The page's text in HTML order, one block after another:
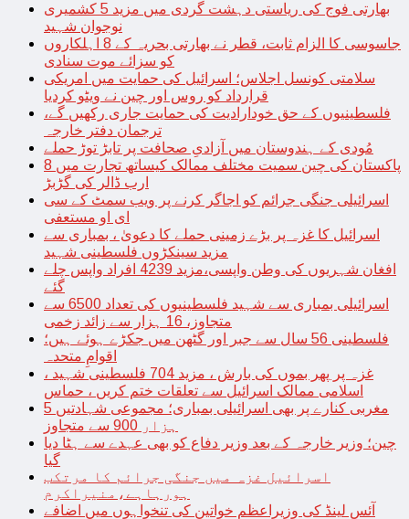
بھارتی فوج کی ریاستی دہشت گردی میں مزید 5 کشمیری
نوجوان شہید
جاسوسی کا الزام ثابت، قطر نے بھارتی بحریہ کے 8 اہلکاروں
کو سزائے موت سنادی
سلامتی کونسل اجلاس؛ اسرائیل کی حمایت میں امریکی
قرارداد کو روس اور چین نے ویٹو کردیا
فلسطینیوں کے حق خودارادیت کی حمایت جاری رکھیں گے،
ترجمان دفتر خارجہ
مُودی کے ہندوستان میں آزادیِ صحافت پر تابڑ توڑ حملے
پاکستان کی چین سمیت مختلف ممالک کیساتھ تجارت میں 8
ارب ڈالر کی گڑبڑ
اسرائیلی جنگی جرائم کو اجاگر کرنے پر ویب سمٹ کے سی
ای او مستعفی
اسرائیل کا غزہ پر بڑے زمینی حملے کا دعویٰ ، بمباری سے
مزید سینکڑوں فلسطینی شہید
افغان شہریوں کی وطن واپسی،مزید 4239 افراد واپس چلے
گئے
اسرائیلی بمباری سے شہید فلسطینیوں کی تعداد 6500 سے
متجاوز، 16 ہزار سے زائد زخمی
فلسطینی 56 سال سے جبر اور گٹھن میں جکڑے ہوئے ہیں؛
اقوامِ متحدہ
غزہ پر پھر بموں کی بارش ، مزید 704 فلسطینی شہید ،
اسلامی ممالک اسرائیل سے تعلقات ختم کریں ، حماس
مغربی کنارے پر بھی اسرائیلی بمباری؛ مجموعی شہادتیں 5
ہزار 900 سے متجاوز
چین؛ وزیر خارجہ کے بعد وزیر دفاع کو بھی عہدے سے ہٹا دیا
گیا
اسرائیل غزہ میں جنگی جرائم کا مرتکب
ہورہاہے،منیراکرم
آئس لینڈ کی وزیراعظم خواتین کی تنخواہوں میں اضافے